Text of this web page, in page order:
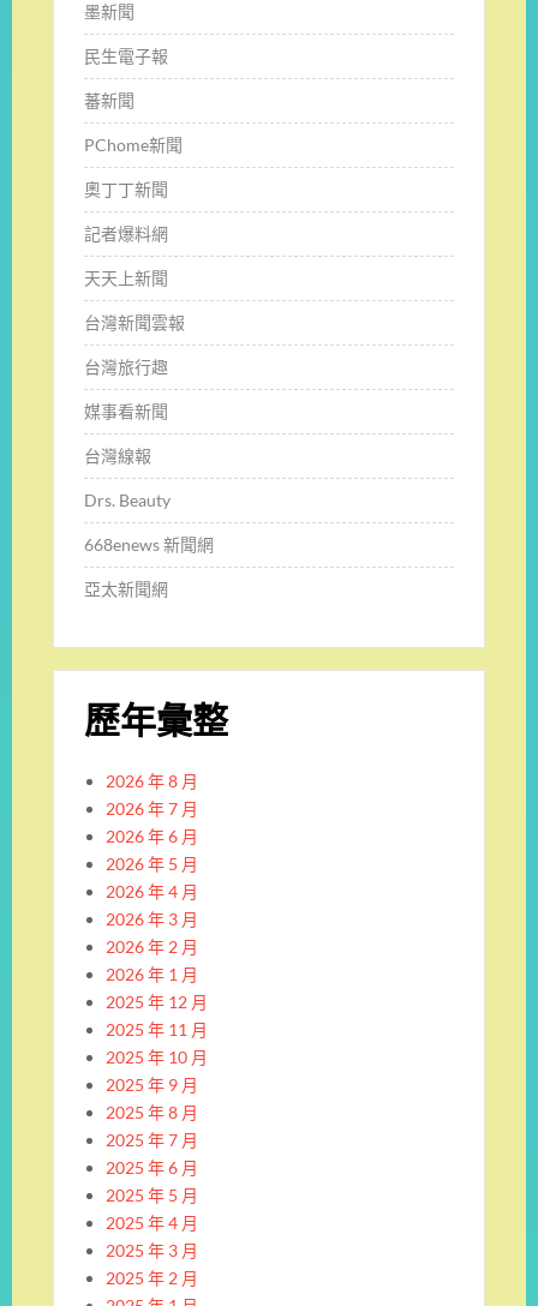
墨新聞
民生電子報
蕃新聞
PChome新聞
奧丁丁新聞
記者爆料網
天天上新聞
台灣新聞雲報
台灣旅行趣
媒事看新聞
台灣線報
Drs. Beauty
668enews 新聞網
亞太新聞網
歷年彙整
2026 年 8 月
2026 年 7 月
2026 年 6 月
2026 年 5 月
2026 年 4 月
2026 年 3 月
2026 年 2 月
2026 年 1 月
2025 年 12 月
2025 年 11 月
2025 年 10 月
2025 年 9 月
2025 年 8 月
2025 年 7 月
2025 年 6 月
2025 年 5 月
2025 年 4 月
2025 年 3 月
2025 年 2 月